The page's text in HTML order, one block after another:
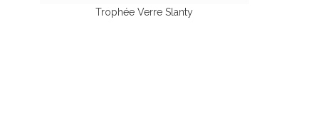
Trophée Verre Slanty